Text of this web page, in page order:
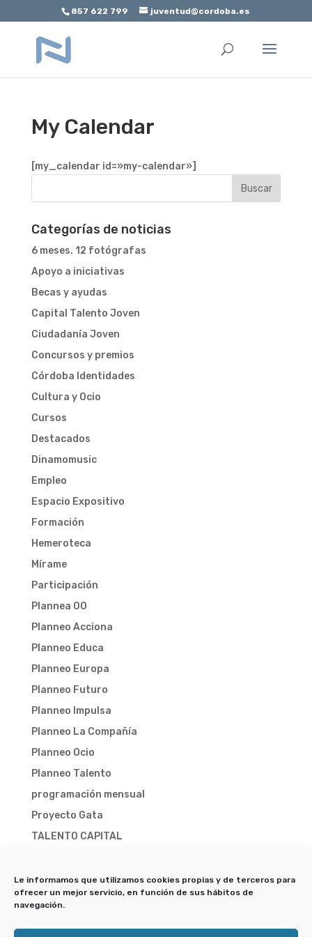
Abrir barra de herramientas
Le informamos que utilizamos cookies propias y de terceros para
ofrecer un mejor servicio, en función de sus hábitos de
navegación.
857 622 799 juventud@cordoba.es
My Calendar
[my_calendar id=»my-calendar»]
Categorías de noticias
6 meses. 12 fotógrafas
Apoyo a iniciativas
Becas y ayudas
Capital Talento Joven
Ciudadanía Joven
Concursos y premios
Córdoba Identidades
Cultura y Ocio
Cursos
Destacados
Dinamomusic
Empleo
Espacio Expositivo
Formación
Hemeroteca
Mírame
Participación
Plannea 00
Planneo Acciona
Planneo Educa
Planneo Europa
Planneo Futuro
Planneo Impulsa
Planneo La Compañía
Planneo Ocio
Planneo Talento
programación mensual
Proyecto Gata
TALENTO CAPITAL
TALENTO CAPITAL 2026
Trampa-X